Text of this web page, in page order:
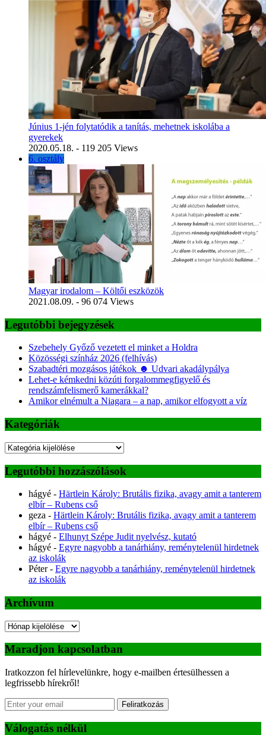
Június 1-jén folytatódik a tanítás, mehetnek iskolába a
gyerekek
2020.05.18. - 119 205 Views
6. osztály
Magyar irodalom – Költői eszközök
2021.08.09. - 96 074 Views
Legutóbbi bejegyzések
Szebehely Győző vezetett el minket a Holdra
Közösségi színház 2026 (felhívás)
Szabadtéri mozgásos játékok ☻ Udvari akadálypálya
Lehet-e kémkedni közúti forgalommegfigyelő és
rendszámfelismerő kamerákkal?
Amikor elnémult a Niagara – a nap, amikor elfogyott a víz
Kategóriák
Kategóriák
Legutóbbi hozzászólások
hágyé - Härtlein Károly: Brutális fizika, avagy amit a tanterem
elbír – Rubens cső
geza - Härtlein Károly: Brutális fizika, avagy amit a tanterem
elbír – Rubens cső
hágyé - Elhunyt Szépe Judit nyelvész, kutató
hágyé - Egyre nagyobb a tanárhiány, reménytelenül hirdetnek
az iskolák
Péter- Egyre nagyobb a tanárhiány, reménytelenül hirdetnek
az iskolák
Archívum
Archívum
Maradjon kapcsolatban
Iratkozzon fel hírlevelünkre, hogy e-mailben értesülhessen a
legfrissebb hírekről!
Feliratkozás
Válogatás nélkül